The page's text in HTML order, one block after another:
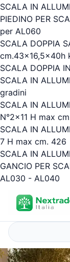
SCALA IN
PIEDINO PER
per AL060
SCALA DOPPIA
cm.43x16,5x40h
SCALA DOPPIA
SCALA IN
gradini
SCALA IN
N°2x11 H max
SCALA IN
7 H max cm. 426
SCALA IN
GANCIO PER
AL030 - AL040